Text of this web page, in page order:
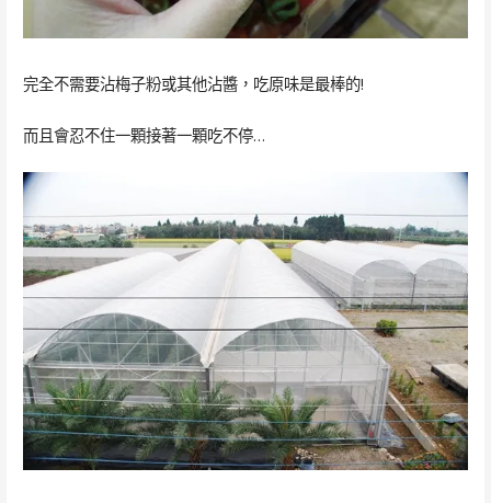
完全不需要沾梅子粉或其他沾醬，吃原味是最棒的!
而且會忍不住一顆接著一顆吃不停…